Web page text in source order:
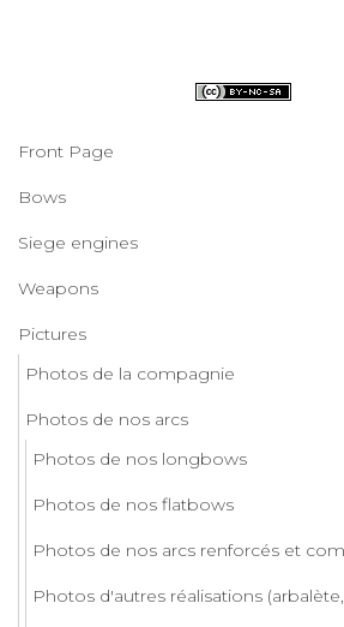
Front Page
Bows
Siege engines
Weapons
Pictures
Photos de la compagnie
Photos de nos arcs
Photos de nos longbows
Photos de nos flatbows
Photos de nos arcs renforcés et
Photos d'autres réalisations